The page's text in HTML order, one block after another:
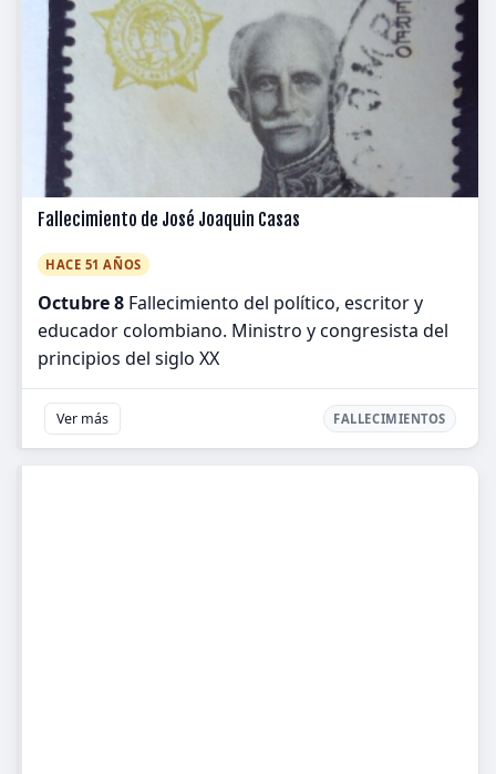
Fallecimiento de José Joaquin Casas
HACE 51 AÑOS
Octubre 8 Fallecimiento del político, escritor y
educador colombiano. Ministro y congresista del
principios del siglo XX
Ver más FALLECIMIENTOS